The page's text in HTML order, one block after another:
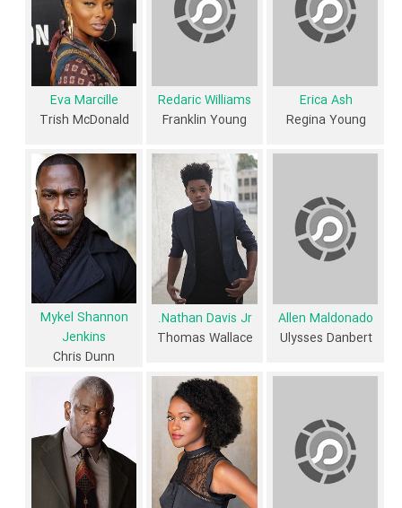
بازی‌های درخشانی را نمایش دهند؟
از دیگر بازیگران فیلم Miss Me This Christmas می‌توان به
Alysia
در نقش J. J. James و
Brely Evansدر نقش Leslie Major اشاره کرد.
از محتوا و داستان فیلم Miss Me This Christmas چقدر اطلاع دارید؟
فیلم‌نامه Miss Me This Christmas توسط
Yvette Foy نوشته شده است.
در خلاصه داستانی که یا از سوی تیم رسانه‌ای اثر و یا توسط دیگر رسانه‌ها درباره
داستان Miss Me This Christmas منتشر شده است، می‌خوانیم: «Regina
(اریکا اش) و فرانکلین (Redaric ویلیامز) ظاهرا زن و شوهر کامل، تست از
همه دوستان خود و ازدواج در تاریخ کریسمس شش سال پیش در مشهور هتل
فیلم Miss Me This Christmas از نظر ساختار (فرم)، محتوا و محیط تولید،
به آثار مختلفی شباهت دارد. با توجه به شاخص‌های متعدد و گوناگونی می‌توان
گفت آثار مرتبط فیلم Miss Me This Christmas عبارت است از: .
Erica Ash
Regina Young
Redaric Williams
Franklin Young
Eva Marcille
Trish McDonald
Allen Maldonado
Ulysses Danbert
Nathan Davis Jr.
Thomas Wallace
Mykel Shannon
Jenkins
Chris Dunn